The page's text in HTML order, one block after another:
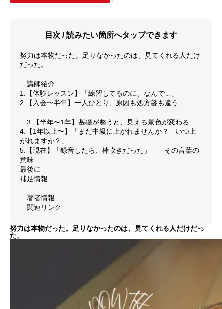
SCHOOL 教室紹介
最新情報（お知らせ）
サイトマップ
GALLERY 演奏紹介
演奏動画
コンサート情報
メディア掲載
SUPPORT お客様サポート
目次 / 読みたい箇所へタップできます
努力は本物だった。足りなかったのは、見てくれる人だけ
だった。
講師紹介
1.【体験レッスン】「練習してるのに、なんで…」
2.【入会〜半年】一人ひとり、原因も処方箋も違う
3.【半年〜1年】基礎が整うと、見える景色が変わる
4.【1年以上〜】「まだ中級に上がれませんか？ いつ上
がれますか？」
5.【現在】「録音したら、棒吹きだった」——その言葉の
意味
最後に
補足情報
著者情報
関連リンク
努力は本物だった。足りなかったのは、見てくれる人だけだっ
た。